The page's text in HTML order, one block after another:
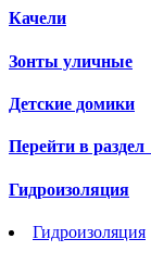
Качели
Зонты уличные
Детские домики
Перейти в
Гидроизоляция
Гидроизоляция